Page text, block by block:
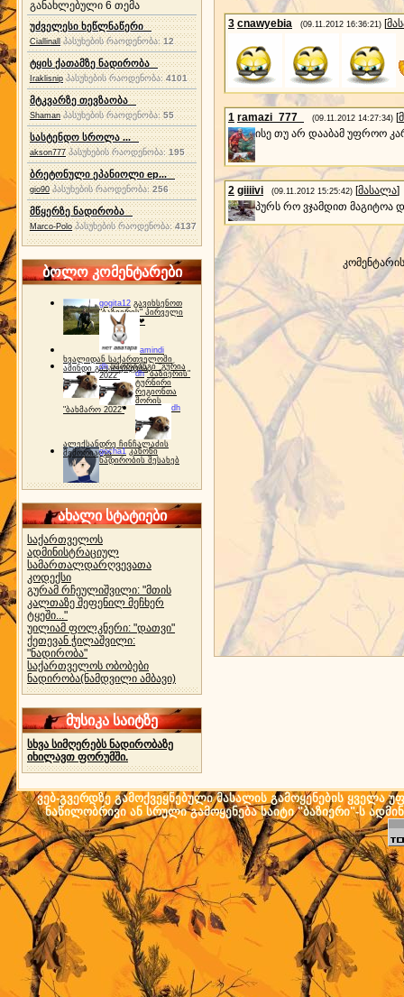
განახლებული 6 თემა
უძველესი ხეწლნაწერი
Ciallinall პასუხების რაოდენობა:12
ტყის ქათამზე ნადირობა
Iraklisnip პასუხების რაოდენობა: 4101
მტკვარზე თევზაობა
Shaman პასუხების რაოდენობა:55
სასტენდო სროლა ...
akson777 პასუხების რაოდენობა:195
ბრეტონული ეპანიოლი ep...
gio90 პასუხების რაოდენობა:256
მწყერზე ნადირობა
Marco-Polo პასუხების რაოდენობა:4137
ბოლო კომენტარები
gogita12 გავიხსენოთ
"ბაზიერის" პირველი
ტურნირი ❤
amindi
ხვალიდან საქართველოში
ამინდი გაუარესდება
dh სპორტინგი "გურია
2022"
dh "ბაზიერის"
ტურნირი
რეგიონთა
შორის
"ბახმარო 2022"
dh
ალექსანდრე ჩინჩალაძის
მემორიალიgocha1 კანონი
ნადირობის შესახებ
ახალი სტატიები
საქართველოს
ადმინისტრაციულ
სამართალდარღვევათა
კოდექსი
გურამ რჩეულიშვილი: "მთის
კალთაზე შეფენილ მეჩხერ
ტყეში..."
უილიამ ფოლკნერი: "დათვი"
ქეთევან ჭილაშვილი:
"ნადირობა"
საქართველოს ობობები
ნადირობა(ნამდვილი ამბავი)
მუსიკა საიტზე
სხვა სიმღერებს ნადირობაზე
იხილავთ ფორუმში.
3 cnawyebia (09.11.2012 16:36:21) [
1 ramazi_777_ (09.11.2012 14:27:34) [
ისე თუ არ დააბამ უფროო
2 giiiivi (09.11.2012 15:25:42) [მასალა]
პურს რო ვჯამდით მაგიტოა
ვებ-გვერდზე გამოქვეყნებული მასალის გამოყენების ყველა
ნაწილობრივი ან სრული გამოყენება საიტი "ბაზიერი"-ს